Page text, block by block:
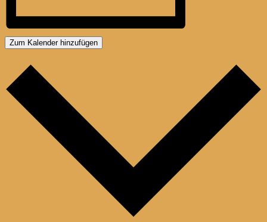
Zum Kalender hinzufügen